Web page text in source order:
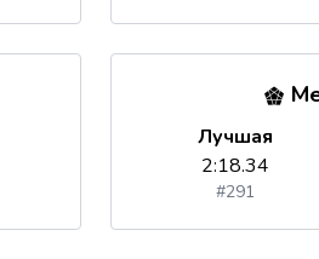
Лучшая
2:18.34
#291